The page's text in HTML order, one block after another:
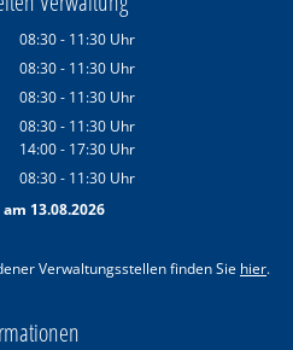
08:30- 11:30 Uhr
Von 08:30 bis 11:30 Uhr
08:30- 11:30 Uhr
Von 08:30 bis 11:30 Uhr
08:30- 11:30 Uhr
Von 08:30 bis 11:30 Uhr
08:30- 11:30 Uhr
Von 08:30 bis 11:30 Uhr
14:00- 17:30 Uhr
Von 14:00 bis 17:30 Uhr
08:30- 11:30 Uhr
Von 08:30 bis 11:30 Uhr
13.08.2026
Verwaltungsstellen finden Sie hier.